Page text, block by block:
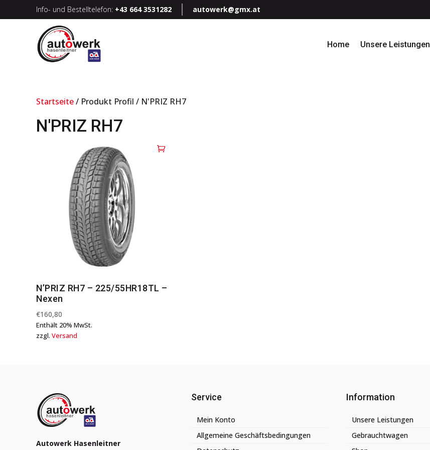
Info- und Bestelltelefon: +43 664 3531282 autowerk@gmx.at
Home Unsere Leistungen
Startseite/ Produkt Profil / N'PRIZ RH7
N'PRIZ RH7
N’PRIZ RH7 – 225/55HR18TL –
Nexen
€160,80
Enthält 20% MwSt.
zzgl. Versand
Autowerk Hasenleitner
Service
Mein Konto
Allgemeine Geschäftsbedingungen
Information
Unsere Leistungen
Gebrauchtwagen